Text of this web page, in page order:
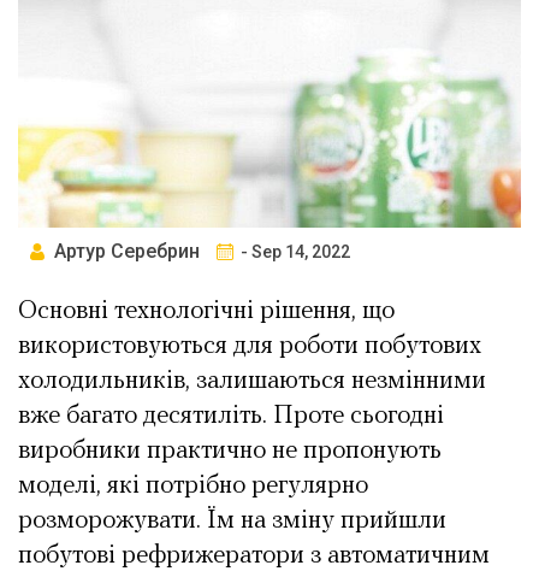
Артур Серебрин - Sep 14, 2022
Основні технологічні рішення, що
використовуються для роботи побутових
холодильників, залишаються незмінними
вже багато десятиліть. Проте сьогодні
виробники практично не пропонують
моделі, які потрібно регулярно
розморожувати. Їм на зміну прийшли
побутові рефрижератори з автоматичним